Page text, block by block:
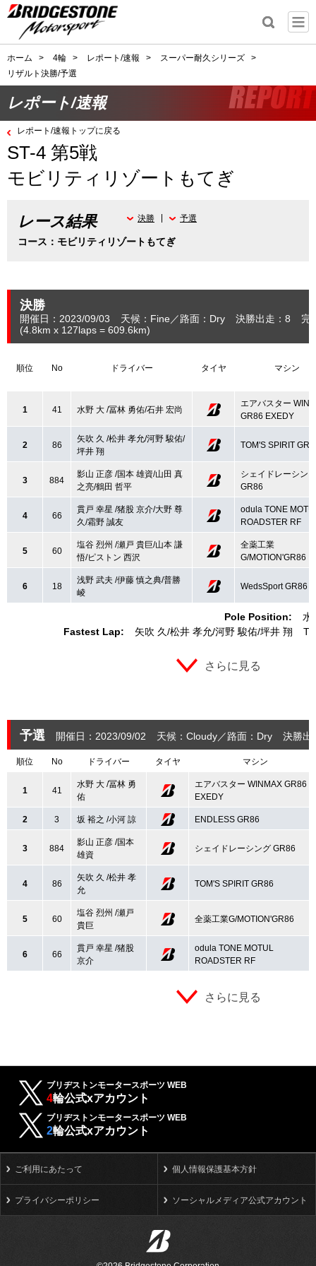
ホーム > 4輪 > レポート/速報 > スーパー耐久シリーズ
>
リザルト決勝/予選
レポート/速報
レポート/速報トップに戻る
ST-4 第5戦
モビリティリゾートもてぎ
レース結果
コース：モビリティリゾートもてぎ
決勝 予選
決勝
開催日：2023/09/03 天候：Fine 路面：Dry 決勝出走：8
完
(4.8km x 127laps = 609.6km)
順位 No ドライバー タイヤ マシン
Pole Position:
水
Fastest Lap:
矢吹 久 松井 孝允 河野 駿佑 坪井 翔
1 41 水野 大 /冨林 勇佑/石井 宏尚
エアバスター
GR86 EXEDY
2 86
矢吹 久 /松井 孝允/河野 駿佑/
坪井 翔
TOM'S SPIRIT
3 884
影山 正彦 /国本 雄資/山田 真
之亮/鶴田 哲平
シェイドレーシング
GR86
4 66
貫戸 幸星 /猪股 京介/大野 尊
久/霜野 誠友
odula TONE
ROADSTER RF
5 60
塩谷 烈州 /瀬戸 貴巨/山本 謙
悟/ピストン 西沢
全薬工業
G/MOTION'GR86
6 18
浅野 武夫 /伊藤 慎之典/普勝
崚
WedsSport GR86
さらに見る
予選 開催日：2023/09/02 天候：Cloudy 路面：Dry 決勝出
順位 No ドライバー タイヤ マシン
1 41
水野 大 /冨林 勇
佑
エアバスター WINMAX GR86
EXEDY
2 3 坂 裕之 /小河 諒 ENDLESS GR86
3 884
影山 正彦 /国本
雄資
シェイドレーシング GR86
4 86
矢吹 久 /松井 孝
允
TOM'S SPIRIT GR86
5 60
塩谷 烈州 /瀬戸
貴巨
全薬工業G/MOTION'GR86
6 66
貫戸 幸星 /猪股
京介
odula TONE MOTUL
ROADSTER RF
さらに見る
ブリヂストンモータースポーツ WEB
4輪公式xアカウント
ブリヂストンモータースポーツ WEB
2輪公式xアカウント
ご利用にあたって 個人情報保護基本方針
プライバシーポリシー ソーシャルメディア公式アカウント